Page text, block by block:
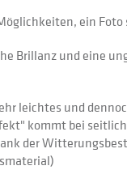
ein
Brillanz und eine
leichtes und
kommt bei
der